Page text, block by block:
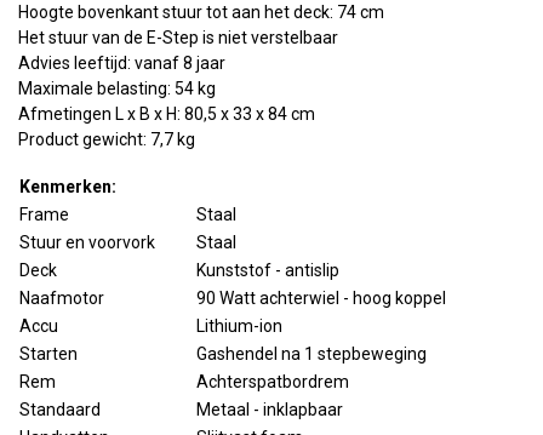
Hoogte bovenkant stuur tot aan het deck: 74 cm
Het stuur van de E-Step is niet verstelbaar
Advies leeftijd: vanaf 8 jaar
Maximale belasting: 54 kg
Afmetingen L x B x H: 80,5 x 33 x 84 cm
Product gewicht: 7,7 kg
Kenmerken:
Frame
Staal
Stuur en voorvork
Staal
Deck
Kunststof - antislip
Naafmotor
90 Watt achterwiel - hoog koppel
Accu
Lithium-ion
Starten
Gashendel na 1 stepbeweging
Rem
Achterspatbordrem
Standaard
Metaal - inklapbaar